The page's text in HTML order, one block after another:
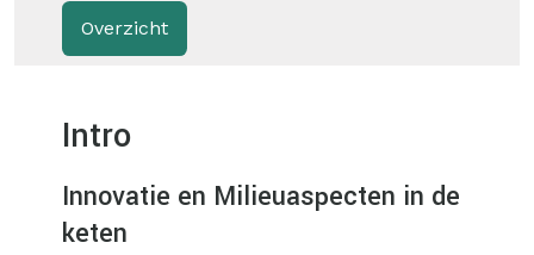
Overzicht
Intro
Innovatie en Milieuaspecten in de
keten